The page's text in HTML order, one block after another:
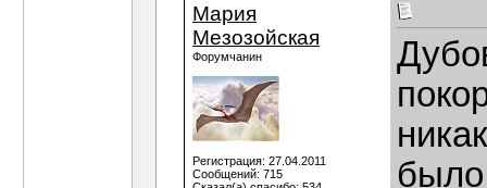
Мария
Мезозойская
Форумчанин
Регистрация: 27.04.2011
Сообщений: 715
было